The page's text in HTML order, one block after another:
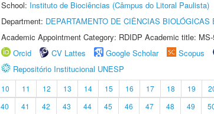
School: Instituto de Biociências (Câmpus do Litoral Paulista)
Department: DEPARTAMENTO DE CIÊNCIAS BIOLÓGICAS
Academic Appointment Category: RDIDP Academic title: MS-
Orcid
CV Lattes Google Scholar Scopus
Repositório Institucional UNESP
10 11 12 13 14 15 16 17 18 19
40 41 42 43 44 45 46 47 48 49